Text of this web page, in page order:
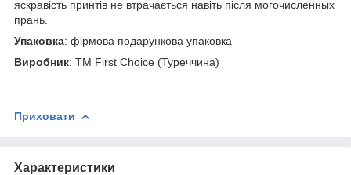
яскравість принтів не втрачається навіть після могочисленных
прань.
Упаковка: фірмова подарункова упаковка
Виробник: ТМ First Choice (Туреччина)
Приховати
Характеристики